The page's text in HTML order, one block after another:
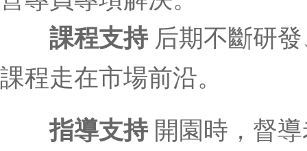
課程支持 后期不斷研
課程走在市場前沿。
指導支持 開園時，督